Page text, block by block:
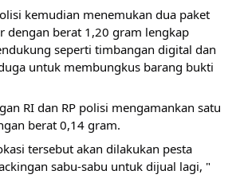
kemudian menemukan dua paket
dengan berat 1,20 gram lengkap
seperti timbangan digital dan
untuk membungkus barang bukti
RI dan RP polisi mengamankan satu
berat 0,14 gram.
tersebut akan dilakukan pesta
sabu-sabu untuk dijual lagi, "